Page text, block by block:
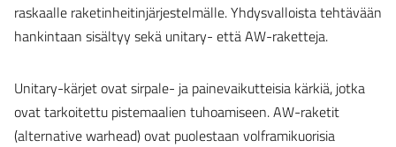
raskaalle raketinheitinjärjestelmälle. Yhdysvalloista tehtävään
hankintaan sisältyy sekä unitary- että AW-raketteja.
Unitary-kärjet ovat sirpale- ja painevaikutteisia kärkiä, jotka
ovat tarkoitettu pistemaalien tuhoamiseen. AW-raketit
(alternative warhead) ovat puolestaan volframikuorisia